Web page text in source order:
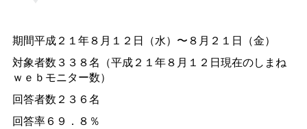
期間平成２１年８月１２日（水）〜８月２１日（金）
対象者数３３８名（平成２１年８月１２日現在のしまね
ｗｅｂモニター数）
回答者数２３６名
回答率６９．８％